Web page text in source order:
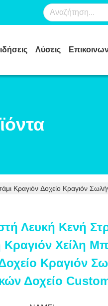
Λύσεις
Κραγιόν Δοχείο Κραγιόν
Λευκή Κενή
Κραγιόν Χείλη
Κραγιόν
Δοχείο